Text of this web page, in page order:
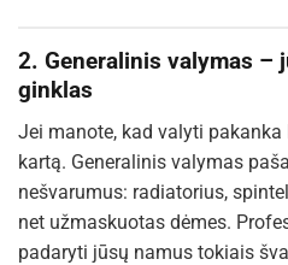
2. Generalinis valymas –
ginklas
Jei manote, kad valyti
kartą. Generalinis valymas
nešvarumus: radiatorius,
net užmaskuotas dėmes.
padaryti jūsų namus tokiais